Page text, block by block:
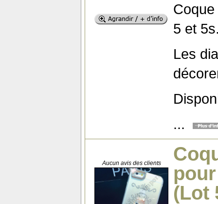
5 et
Les
...
Aucun avis des clients
(Lot